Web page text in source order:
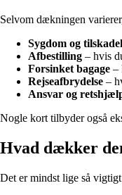
Selvom dækningen
Sygdom og
Afbestilling – hvis
Forsinket bagage –
Rejseafbrydelse –
Ansvar og
Nogle kort tilbyder også
Hvad dækker
Det er mindst lige så